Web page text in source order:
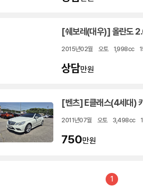
[쉐보레(대우)] 올란도
2015년02월 오토 1,998cc
상담만원
[벤츠] E클래스(4세대)
2011년07월 오토 3,498cc
750만원
1